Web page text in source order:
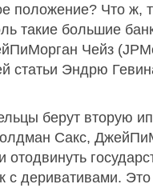
положение? Что ж,
такие большие
Чейз
статьи Эндрю
берут вторую
Сакс,
отодвинуть
с деривативами.